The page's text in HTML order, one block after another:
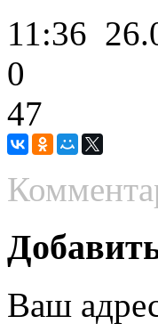
11:36
0
47
Ваш